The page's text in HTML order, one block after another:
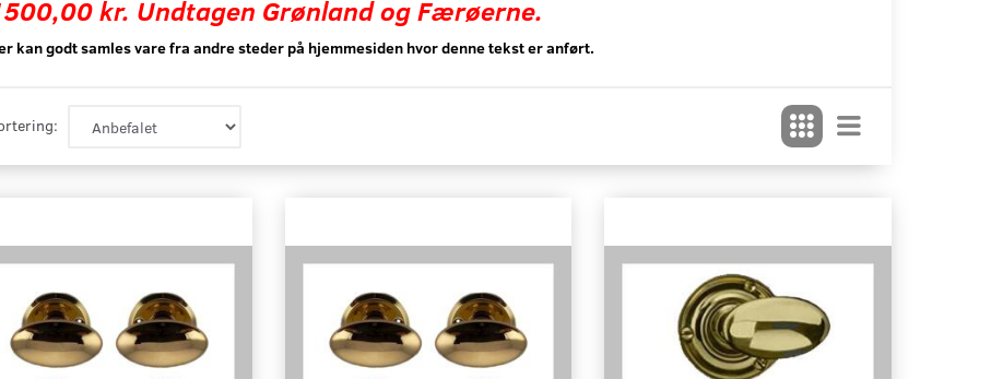
kr. Undtagen Grønland og Færøerne.
kan godt samles vare fra andre steder på hjemmesiden hvor denne tekst er anført.